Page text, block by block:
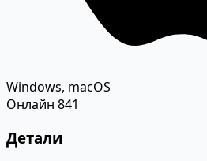
Windows, macOS
Онлайн 841
Детали